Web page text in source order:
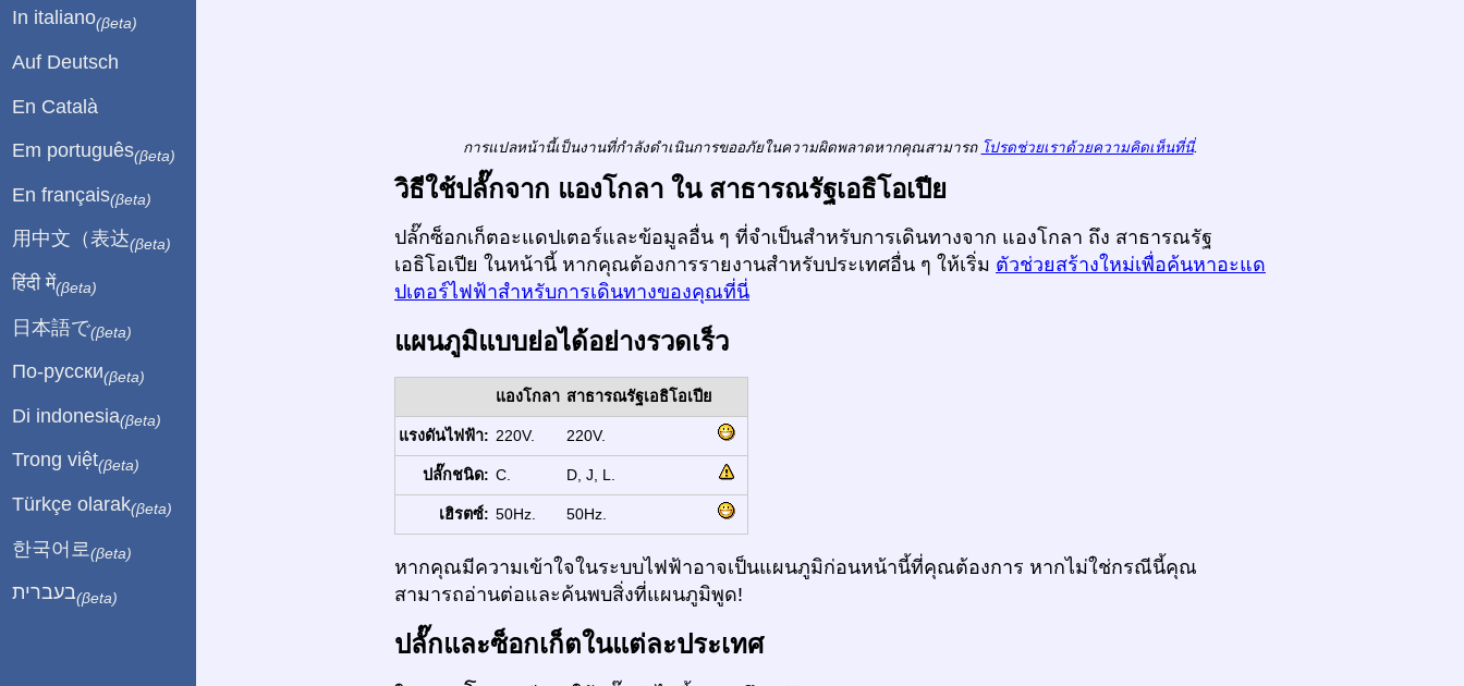
การแปลหน้านี้เป็นงานที่กำลังดำเนินการขออภัยในความผิดพลาดหากคุณสามารถ โปรดช่วยเราด้วยความคิดเห็นที่นี่.
วิธีใช้ปลั๊กจาก แองโกลา ใน สาธารณรัฐเอธิโอเปีย
ปลั๊กซ็อกเก็ตอะแดปเตอร์และข้อมูลอื่น ๆ ที่จำเป็นสำหรับการเดินทางจาก แองโกลา ถึง สาธารณรัฐ
เอธิโอเปีย ในหน้านี้ หากคุณต้องการรายงานสำหรับประเทศอื่น ๆ ให้เริ่ม ตัวช่วยสร้างใหม่เพื่อค้นหาอะแด
ปเตอร์ไฟฟ้าสำหรับการเดินทางของคุณที่นี่
แผนภูมิแบบย่อได้อย่างรวดเร็ว
แองโกลา สาธารณรัฐเอธิโอเปีย
แรงดันไฟฟ้า: 220V. 220V.
ปลั๊กชนิด: C. D, J, L.
เฮิรตซ์: 50Hz. 50Hz.
หากคุณมีความเข้าใจในระบบไฟฟ้าอาจเป็นแผนภูมิก่อนหน้านี้ที่คุณต้องการ หากไม่ใช่กรณีนี้คุณ
สามารถอ่านต่อและค้นพบสิ่งที่แผนภูมิพูด!
ปลั๊กและซ็อกเก็ตในแต่ละประเทศ
In italiano(βeta)
Auf Deutsch
En Català
Em português(βeta)
En français(βeta)
用中文（表达(βeta)
हिंदी में(βeta)
日本語で(βeta)
По-русски(βeta)
Di indonesia(βeta)
Trong việt(βeta)
Türkçe olarak(βeta)
한국어로 (βeta)
בעברית(βeta)